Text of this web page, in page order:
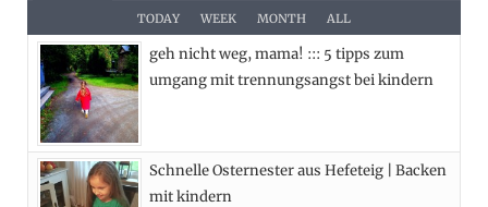
e
b
k
w
i
e
t
a
a
e
s
TODAY WEEK MONTH ALL
geh nicht weg, mama! ::: 5 tipps zum
umgang mit trennungsangst bei kindern
Schnelle Osternester aus Hefeteig | Backen
mit kindern